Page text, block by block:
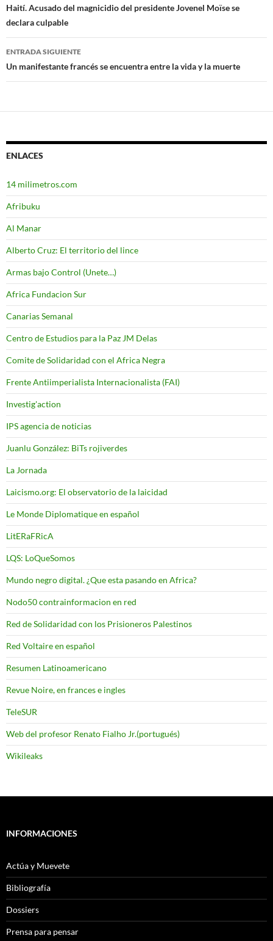
Navegación
de
entradas
Haití. Acusado del magnicidio del presidente Jovenel Moïse se
declara culpable
ENTRADA SIGUIENTE
Un manifestante francés se encuentra entre la vida y la muerte
ENLACES
14 milimetros.com
Afribuku
Al Manar
Alberto Cruz: El territorio del lince
Armas bajo Control (Unete…)
Africa Fundacion Sur
Canarias Semanal
Centro de Estudios para la Paz JM Delas
Comite de Solidaridad con el Africa Negra
Frente Antiimperialista Internacionalista (FAI)
Investig'action
IPS agencia de noticias
Juanlu González: BiTs rojiverdes
La Jornada
Laicismo.org: El observatorio de la laicidad
Le Monde Diplomatique en español
LitERaFRicA
LQS: LoQueSomos
Mundo negro digital. ¿Que esta pasando en Africa?
Nodo50 contrainformacion en red
Red de Solidaridad con los Prisioneros Palestinos
Red Voltaire en español
Resumen Latinoamericano
Revue Noire, en frances e ingles
TeleSUR
Web del profesor Renato Fialho Jr.(portugués)
Wikileaks
INFORMACIONES
Actúa y Muevete
Bibliografía
Dossiers
Prensa para pensar